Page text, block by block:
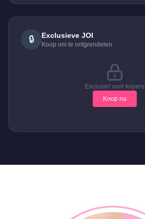
🔒 Exclusieve JOI
Koop om te ontgrendelen
Exclusief voor kopers
Koop nu